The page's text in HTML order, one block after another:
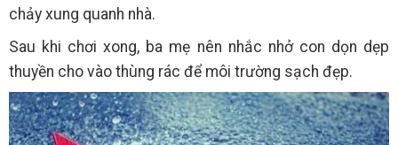
chảy xung quanh nhà.
Sau khi chơi xong, ba mẹ nên nhắc nhở con dọn dẹp
thuyền cho vào thùng rác để môi trường sạch đẹp.